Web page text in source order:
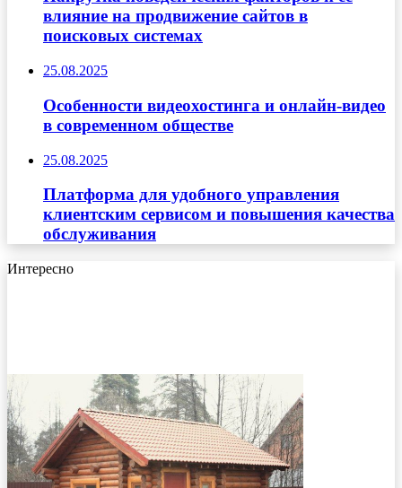
влияние на продвижение сайтов в
поисковых системах
25.08.2025
Особенности видеохостинга и онлайн-видео
в современном обществе
25.08.2025
Платформа для удобного управления
клиентским сервисом и повышения качества
обслуживания
Интересно